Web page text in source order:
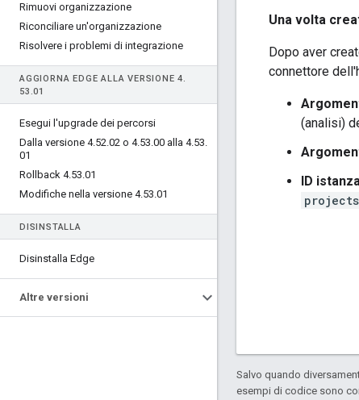
Rimuovi organizzazione
Riconciliare un'organizzazione
Risolvere i problemi di integrazione
AGGIORNA EDGE ALLA VERSIONE 4.
53 .01
Esegui l'upgrade dei percorsi
Dalla versione 4.52.02 o 4.53.00 alla 4.53.
01
Rollback 4.53.01
Modifiche nella versione 4.53.01
DISINSTALLA
Disinstalla Edge
Altre versioni
Una volta
Dopo aver
connettore
(analisi)
ID
Salvo quando
esempi di codice sono